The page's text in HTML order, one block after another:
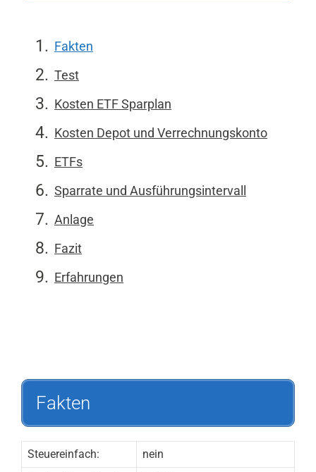
Fakten
Test
Kosten ETF Sparplan
Kosten Depot und Verrechnungskonto
ETFs
Sparrate und Ausführungsintervall
Anlage
Fazit
Erfahrungen
Fakten
Steuereinfach:
nein